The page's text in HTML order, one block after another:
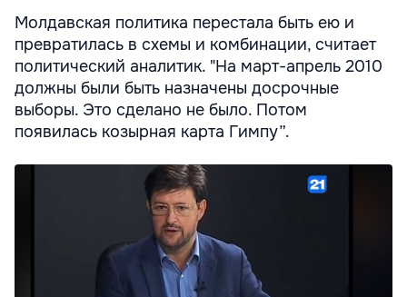
Молдавская политика перестала быть ею и
превратилась в схемы и комбинации, считает
политический аналитик. "На март-апрель 2010
должны были быть назначены досрочные
выборы. Это сделано не было. Потом
появилась козырная карта Гимпу”.